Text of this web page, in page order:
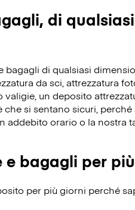
di
bagagli di qualsiasi
da sci, attrezzatura
un deposito
si sentano sicuri,
orario o la nostra
e bagagli per
per più giorni perché